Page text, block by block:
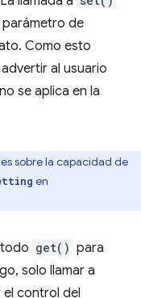
de
Como esto
al usuario
se aplica en la
sobre la capacidad de
en
get() para
solo llamar a
control del